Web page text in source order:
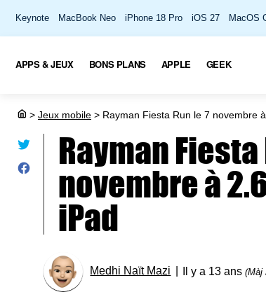
Keynote MacBook Neo iPhone 18 Pro iOS 27 MacOS
APPS & JEUX BONS PLANS APPLE GEEK
> Jeux mobile > Rayman Fiesta Run le 7 novembre
Rayman Fiesta
novembre à
iPad
Medhi Naït Mazi Il y a 13 ans(Màj